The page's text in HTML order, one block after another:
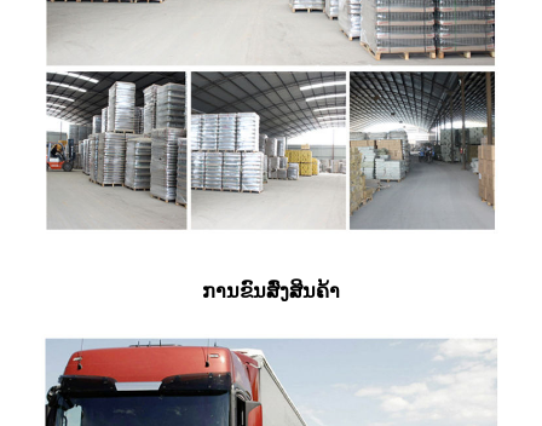
ການຂົນສົ່ງສິນຄ້າ